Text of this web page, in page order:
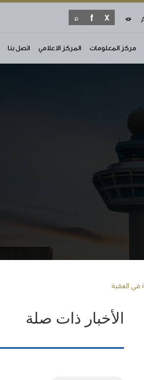
مركز المعلومات المركز الاعلامي اتصل بنا
الأخبار ذات صلة